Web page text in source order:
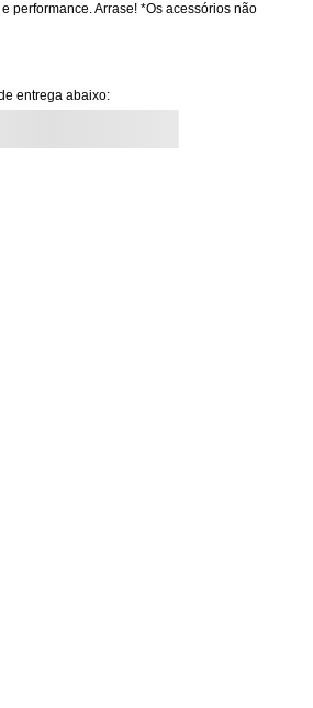
performance. Arrase! *Os acessórios não
entrega abaixo: